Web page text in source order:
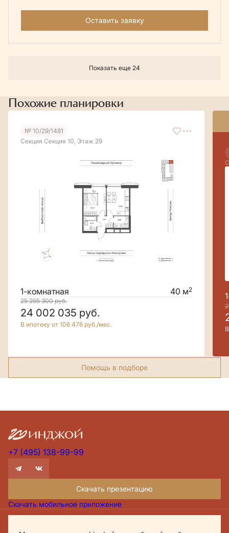
Оставить заявку
Показать еще 24
Похожие планировки
№ 10/29/1481
Секция Секция 10, Этаж 29
1-комнатная 40 м2
25 265 300руб.
24 002 035 руб.
В ипотеку от 106 476 руб./мес.
Помощь в подборе
+7 (495) 138-99-99
Скачать презентацию
Скачать мобильное приложение